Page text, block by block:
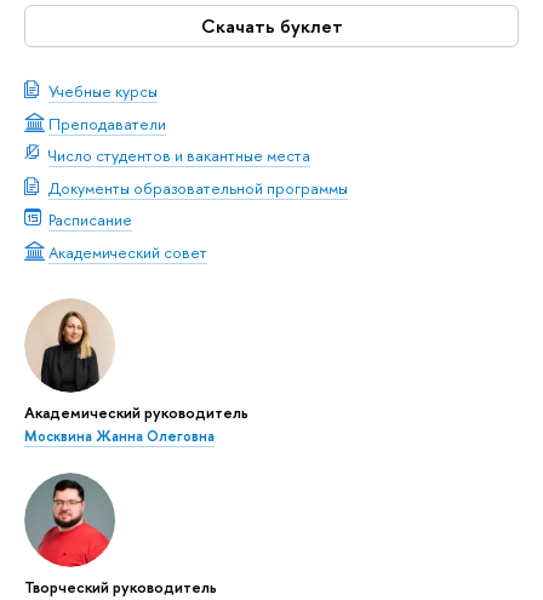
Скачать буклет
Учебные курсы
Преподаватели
Число студентов и вакантные места
Документы образовательной программы
Расписание
Академический совет
Академический руководитель
Москвина Жанна Олеговна
Творческий руководитель